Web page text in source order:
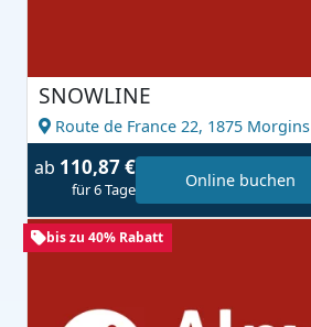
SNOWLINE
Route de France 22, 1875 Morgins
ab 110,87 €
für 6 Tage Online buchen
bis zu 40% Rabatt